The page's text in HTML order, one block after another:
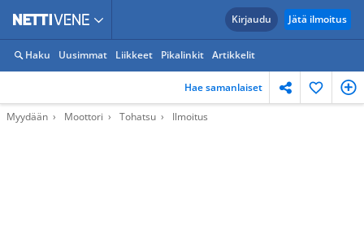
Kirjaudu Jätä ilmoitus
Haku Uusimmat Liikkeet Pikalinkit Artikkelit
Hae samanlaiset
Myydään Moottori Tohatsu Ilmoitus